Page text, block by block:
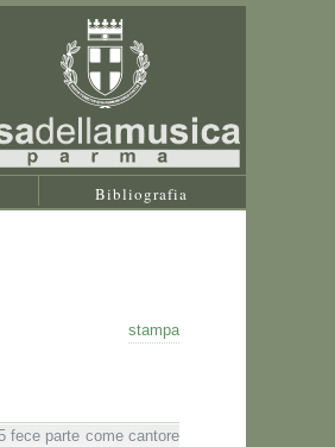
Bibliografia
stampa
fece parte come cantore